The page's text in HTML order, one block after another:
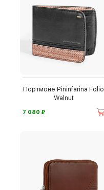
Портмоне Pininfarina Folio
Walnut
7 080 ⃏